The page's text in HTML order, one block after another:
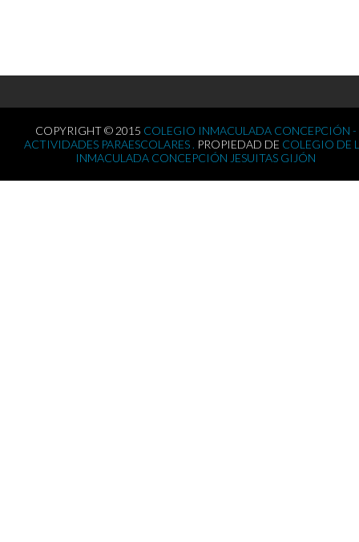
COPYRIGHT © 2015 COLEGIO INMACULADA CONCEPCIÓN -
ACTIVIDADES PARAESCOLARES . PROPIEDAD DE COLEGIO DE
INMACULADA CONCEPCIÓN JESUITAS GIJÓN